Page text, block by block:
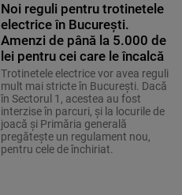
Noi reguli pentru trotinetele
electrice în București.
Amenzi de până la 5.000 de
lei pentru cei care le încalcă
Trotinetele electrice vor avea reguli
mult mai stricte în București. Dacă
în Sectorul 1, acestea au fost
interzise în parcuri, și la locurile de
joacă și Primăria generală
pregătește un regulament nou,
pentru cele de închiriat.